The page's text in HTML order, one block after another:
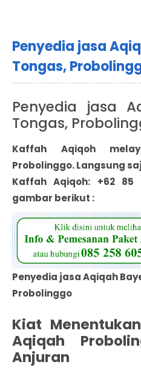
Penyedia jasa
Tongas,
Penyedia jasa
Tongas,
Kaffah Aqiqoh
Probolinggo. Langsung
Kaffah Aqiqoh: +62
gambar berikut :
Penyedia jasa Aqiqah
Probolinggo
Kiat
Aqiqah
Anjuran